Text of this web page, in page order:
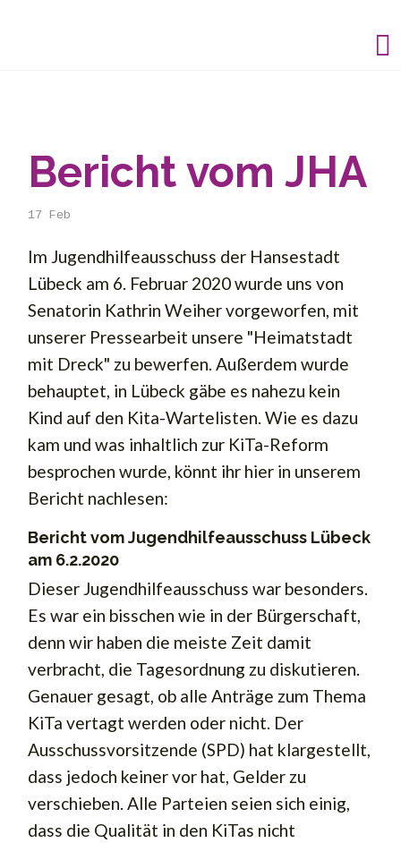
Bericht vom JHA
17 Feb
Im Jugendhilfeausschuss der Hansestadt
Lübeck am 6. Februar 2020 wurde uns von
Senatorin Kathrin Weiher vorgeworfen, mit
unserer Pressearbeit unsere "Heimatstadt
mit Dreck" zu bewerfen. Außerdem wurde
behauptet, in Lübeck gäbe es nahezu kein
Kind auf den Kita-Wartelisten. Wie es dazu
kam und was inhaltlich zur KiTa-Reform
besprochen wurde, könnt ihr hier in unserem
Bericht nachlesen:
Bericht vom Jugendhilfeausschuss Lübeck
am 6.2.2020
Dieser Jugendhilfeausschuss war besonders.
Es war ein bisschen wie in der Bürgerschaft,
denn wir haben die meiste Zeit damit
verbracht, die Tagesordnung zu diskutieren.
Genauer gesagt, ob alle Anträge zum Thema
KiTa vertagt werden oder nicht. Der
Ausschussvorsitzende (SPD) hat klargestellt,
dass jedoch keiner vor hat, Gelder zu
verschieben. Alle Parteien seien sich einig,
dass die Qualität in den KiTas nicht